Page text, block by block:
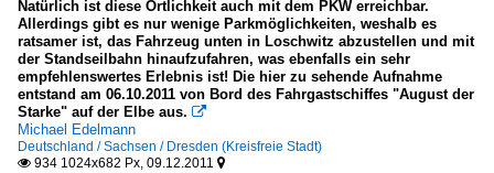
Natürlich ist diese Örtlichkeit auch mit dem PKW erreichbar.
Allerdings gibt es nur wenige Parkmöglichkeiten, weshalb es
ratsamer ist, das Fahrzeug unten in Loschwitz abzustellen und mit
der Standseilbahn hinaufzufahren, was ebenfalls ein sehr
empfehlenswertes Erlebnis ist! Die hier zu sehende Aufnahme
entstand am 06.10.2011 von Bord des Fahrgastschiffes "August der
Starke" auf der Elbe aus. 
Michael Edelmann
Deutschland / Sachsen / Dresden (Kreisfreie Stadt)
 934 1024x682 Px, 09.12.2011 